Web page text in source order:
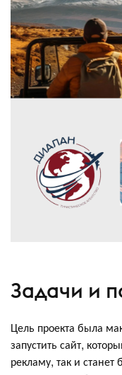
Задачи и
Цель проекта была
запустить сайт,
рекламу, так и